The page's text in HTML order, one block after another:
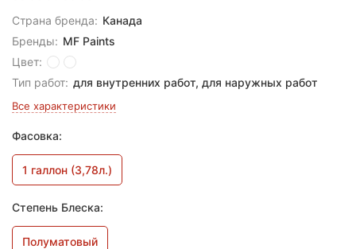
Страна бренда: Канада
Бренды: MF Paints
Цвет:
Тип работ: для внутренних работ, для наружных работ
Все характеристики
Фасовка:
1 галлон (3,78л.)
Степень Блеска:
Полуматовый